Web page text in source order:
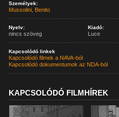
Személyek:
Mussolini, Benito
Nyelv:
nincs szöveg
Kiadó:
Luce
Kapcsolódó linkek
Kapcsolódó filmek a NAVA-ból
Kapcsolódó dokumentumok az NDA-ból
KAPCSOLÓDÓ FILMHÍREK